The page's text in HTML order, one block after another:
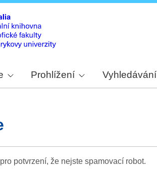
Prohlížení Vyhledávání
potvrzení, že nejste spamovací robot.